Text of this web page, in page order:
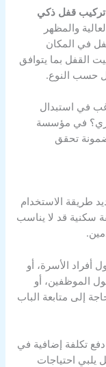
تركيب قفل ذكي
والمظهر
في المكان
القفل بما يتوافق
حسب النوع.
في استبدال
في مؤسسة
تحقق
طريقة الاستخدام
سكنية قد لا يناسب
أفراد الأسرة، أو
الموظفين، أو
إلى متابعة الباب
تكلفة إضافية في
يلبي احتياجات